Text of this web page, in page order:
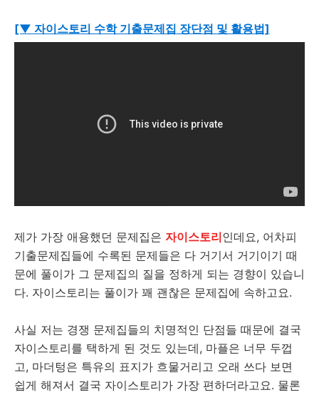
[▼ 자이스토리 수학 기출문제집 장단점 및 활용법]
제가 가장 애용했던 문제집은 자이스토리인데요, 어차피
기출문제집들에 수록된 문제들은 다 거기서 거기이기 때
문에 풀이가 그 문제집의 질을 정하게 되는 경향이 있습니
다. 자이스토리는 풀이가 꽤 괜찮은 문제집에 속하고요.
사실 저는 경쟁 문제집들의 치명적인 단점들 때문에 결국
자이스토리를 택하게 된 것도 있는데, 마플은 너무 두껍
고, 마더텅은 특유의 표지가 흐물거리고 오래 쓰다 보면
쉽게 해져서 결국 자이스토리가 가장 편하더라고요. 물론